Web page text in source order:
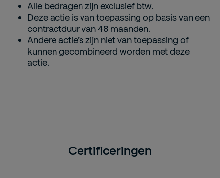
Alle bedragen zijn exclusief btw.
Deze actie is van toepassing op basis van een
contractduur van 48 maanden.
Andere actie’s zijn niet van toepassing of
kunnen gecombineerd worden met deze
actie.
Certificeringen